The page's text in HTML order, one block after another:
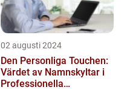
02 augusti 2024
Den Personliga Touchen:
Värdet av Namnskyltar i
Professionella